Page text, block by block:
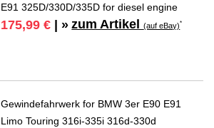
E91 325D/330D/335D for diesel engine
175,99 € | » zum Artikel(auf eBay)*
Gewindefahrwerk for BMW 3er E90 E91
Limo Touring 316i-335i 316d-330d